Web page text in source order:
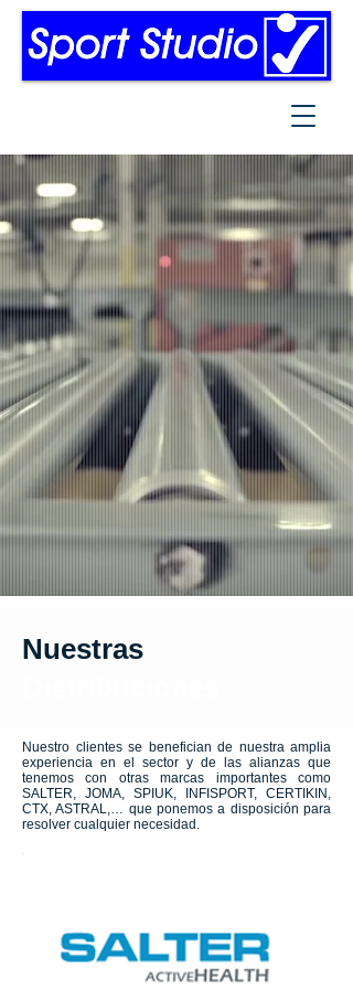
Nuestras
Nuestro clientes se benefician de nuestra amplia
experiencia en el sector y de las alianzas que
tenemos con otras marcas importantes como
SALTER, JOMA, SPIUK, INFISPORT, CERTIKIN,
CTX, ASTRAL,… que ponemos a disposición para
resolver cualquier necesidad.